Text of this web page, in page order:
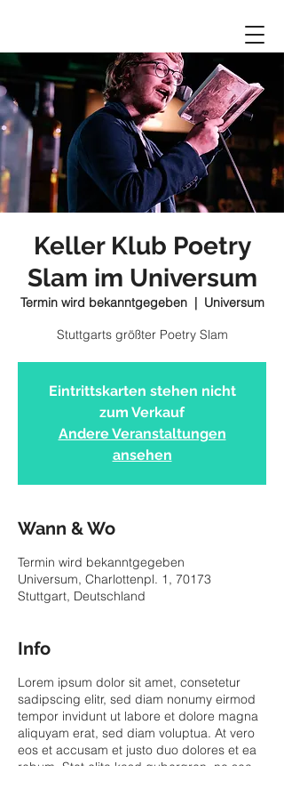
Keller Klub Poetry
Slam im Universum
Termin wird bekanntgegeben
  |
Universum
Stuttgarts größter Poetry Slam
Eintrittskarten stehen nicht
zum Verkauf
Andere Veranstaltungen
ansehen
Wann & Wo
Termin wird bekanntgegeben
Universum, Charlottenpl. 1, 70173
Stuttgart, Deutschland
Info
Lorem ipsum dolor sit amet, consetetur
sadipscing elitr, sed diam nonumy eirmod
tempor invidunt ut labore et dolore magna
aliquyam erat, sed diam voluptua. At vero
eos et accusam et justo duo dolores et ea
rebum. Stet clita kasd gubergren, no sea